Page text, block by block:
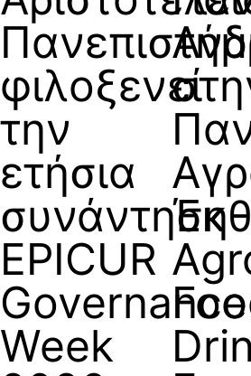
φιλοξενεί
την
ετήσια
συνάντηση
EPICUR
Governance
Week